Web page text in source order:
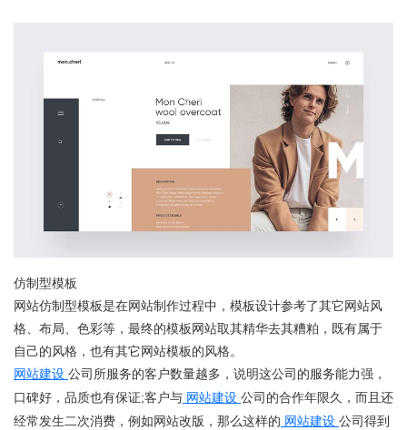
仿制型模板
网站仿制型模板是在网站制作过程中，模板设计参考了其它网站风
格、布局、色彩等，最终的模板网站取其精华去其糟粕，既有属于
自己的风格，也有其它网站模板的风格。
网站建设 公司所服务的客户数量越多，说明这公司的服务能力强，
口碑好，品质也有保证;客户与 网站建设 公司的合作年限久，而且还
经常发生二次消费，例如网站改版，那么这样的 网站建设 公司得到